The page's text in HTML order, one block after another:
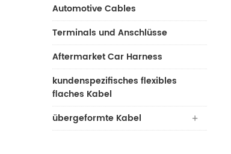
Automotive Cables
Terminals und Anschlüsse
Aftermarket Car Harness
kundenspezifisches flexibles
flaches Kabel
übergeformte Kabel